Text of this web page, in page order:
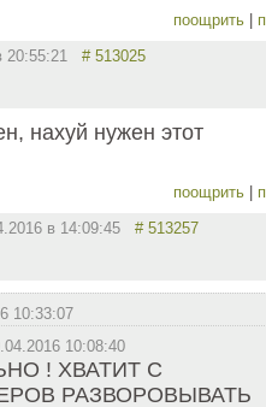
поощрить
20:55:21 # 513025
нахуй нужен этот
поощрить
в 14:09:45 # 513257
10:33:07
10:08:40
! ХВАТИТ С
РАЗВОРОВЫВАТЬ